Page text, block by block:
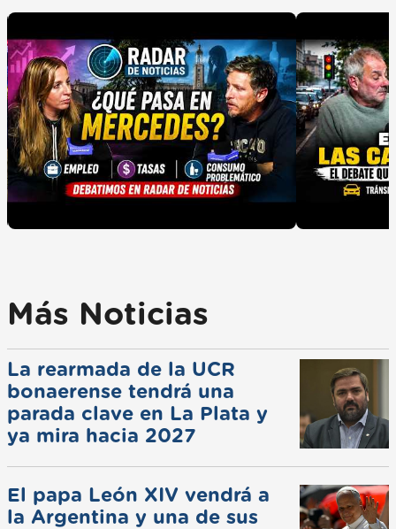
Más Noticias
La rearmada de la UCR
bonaerense tendrá una
parada clave en La Plata y
ya mira hacia 2027
El papa León XIV vendrá a
la Argentina y una de sus